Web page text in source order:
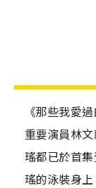
《那些我愛
重要演員林
瑤都已於首
瑤的泳裝身